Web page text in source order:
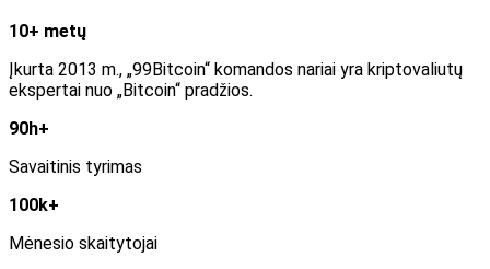
10+ metų
Įkurta 2013 m., „99Bitcoin“ komandos nariai yra kriptovaliutų
ekspertai nuo „Bitcoin“ pradžios.
90h+
Savaitinis tyrimas
100k+
Mėnesio skaitytojai